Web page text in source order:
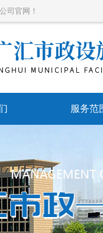
司官网！
服务范
带压封
水刀防爆
管道维